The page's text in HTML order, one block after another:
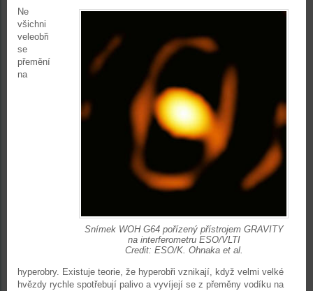
Snímek WOH G64 pořízený přístrojem GRAVITY
na interferometru ESO/VLTI
Credit: ESO/K. Ohnaka et al.
Ne
všichni
veleobři
se
přemění
na
hyperobry. Existuje teorie, že hyperobři vznikají, když velmi velké
hvězdy rychle spotřebují palivo a vyvíjejí se z přeměny vodíku na